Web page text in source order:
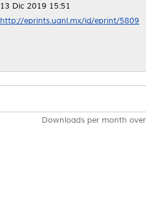
13 Dic 2019 15:51
http://eprints.uanl.mx/id/eprint/5809
Downloads per month